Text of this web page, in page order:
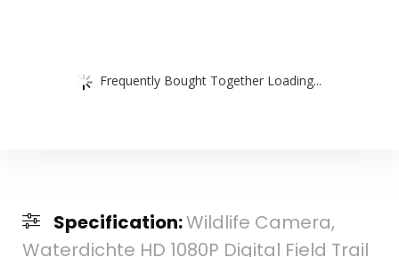
Frequently Bought Together Loading...
Specification:Wildlife Camera,
Waterdichte HD 1080P Digital Field Trail